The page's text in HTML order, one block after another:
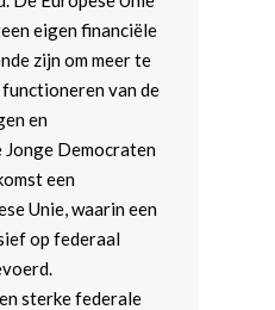
eigen financiële
zijn om meer te
van de
en
Democraten
een
Unie, waarin een
op federaal
sterke federale
Webshop
Democratie &
Onderwijs &
Economie
Digitale Zaken
Diversiteit & Participatie
Landelijk Bestuur
Politieke Werkgroepen
Trainers
Coaches
Partners
Afdelingen
Amsterdam
Arnhem-Nijmegen
Brabant
Groningen
Meld je aan!